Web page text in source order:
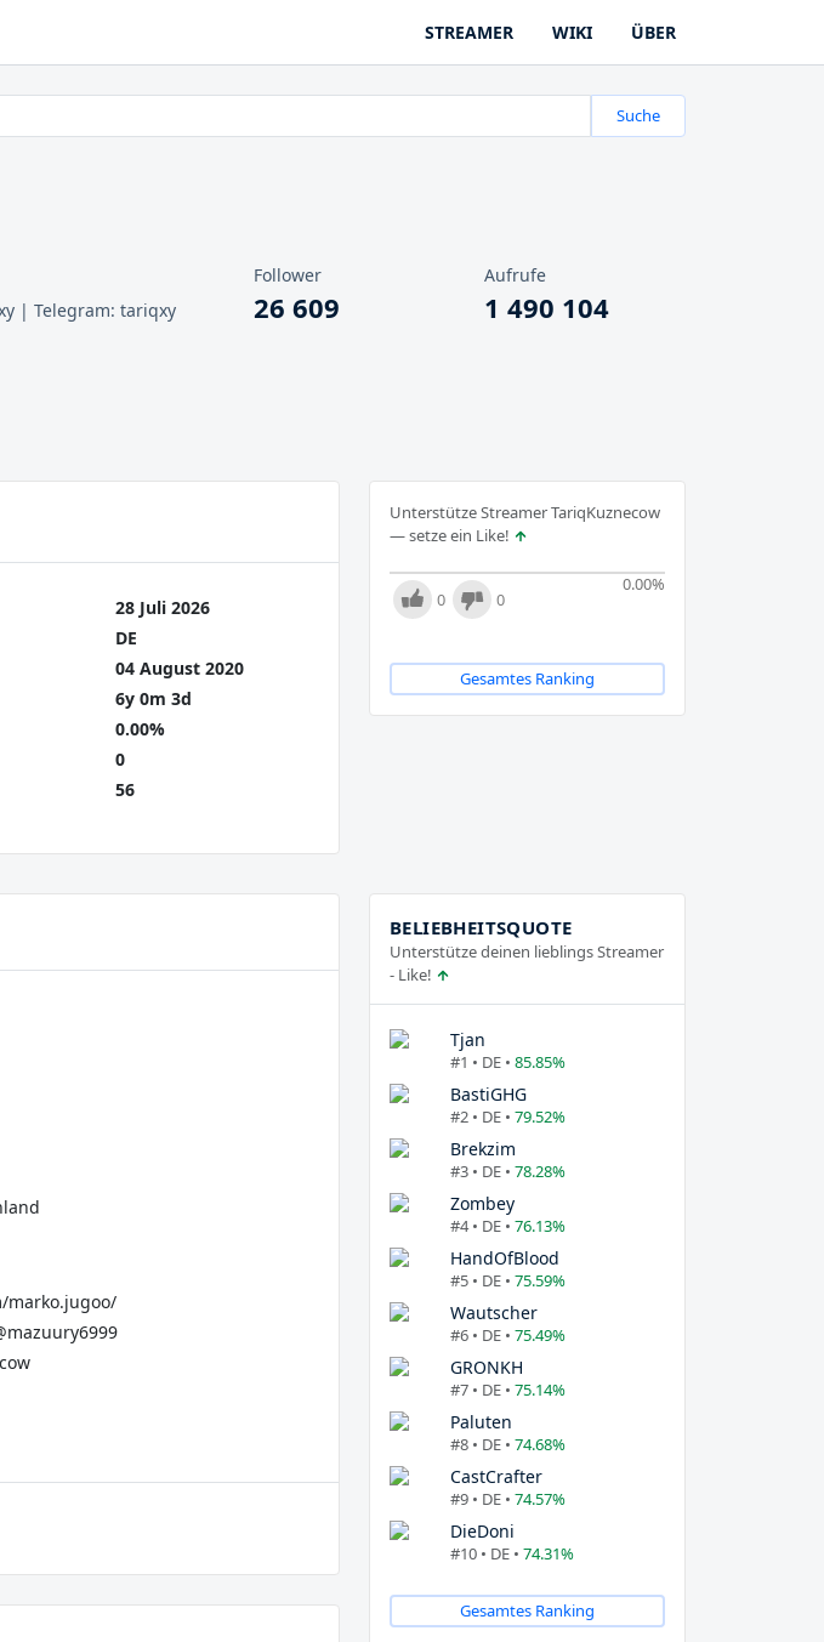
STREAMER WIKI ÜBER
Suche
| Telegram: tariqxy
Follower
26 609
Aufrufe
1 490 104
Unterstütze Streamer TariqKuznecow
— setze ein Like!
0.00%
0 0
Gesamtes Ranking
28 Juli 2026
DE
04 August 2020
6y 0m 3d
0.00%
0
56
marko.jugoo/
BELIEBHEITSQUOTE
Unterstütze deinen lieblings Streamer
- Like!
Tjan
#1 • DE • 85.85%
BastiGHG
#2 • DE • 79.52%
Brekzim
#3 • DE • 78.28%
Zombey
#4 • DE • 76.13%
HandOfBlood
#5 • DE • 75.59%
Wautscher
#6 • DE • 75.49%
GRONKH
#7 • DE • 75.14%
Paluten
#8 • DE • 74.68%
CastCrafter
#9 • DE • 74.57%
DieDoni
#10 • DE • 74.31%
Gesamtes Ranking